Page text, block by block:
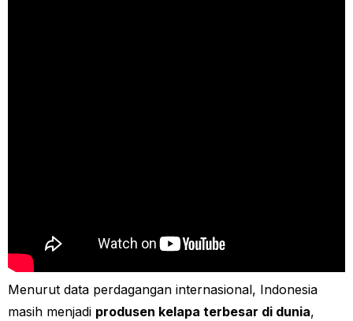
Menurut data perdagangan internasional, Indonesia
masih menjadi produsen kelapa terbesar di dunia,